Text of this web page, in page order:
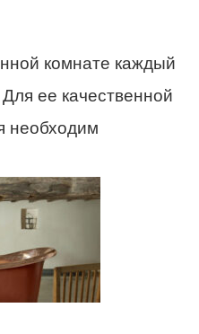
комнате каждый
ее качественной
необходим